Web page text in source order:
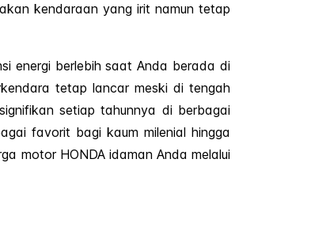
kendaraan yang irit namun tetap
energi berlebih saat Anda berada di
tetap lancar meski di tengah
setiap tahunnya di berbagai
favorit bagi kaum milenial hingga
motor HONDA idaman Anda melalui